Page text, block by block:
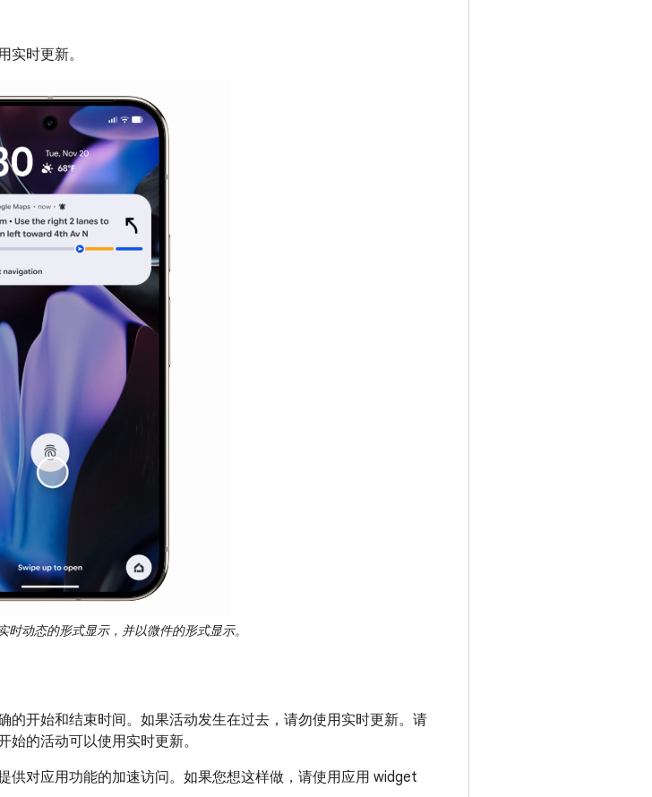
实时更新。
时动态的形式显示，并以微件的形式显示。
的开始和结束时间。如果活动发生在过去，请勿使用实时更新。请
的活动可以使用实时更新。
供对应用功能的加速访问。如果您想这样做，请使用应用 widget